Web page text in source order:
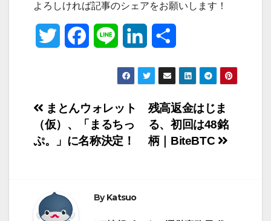
よろしければ記事のシェアをお願いします！
t e
b
n
e
n
k
e
投
稿
ゲ
残高返金はじま
る、初回は48銘
柄｜BiteBTC
まとんウォレット
（仮）、「まるちっ
ぷ。」に名称決定！
ByKatsuo